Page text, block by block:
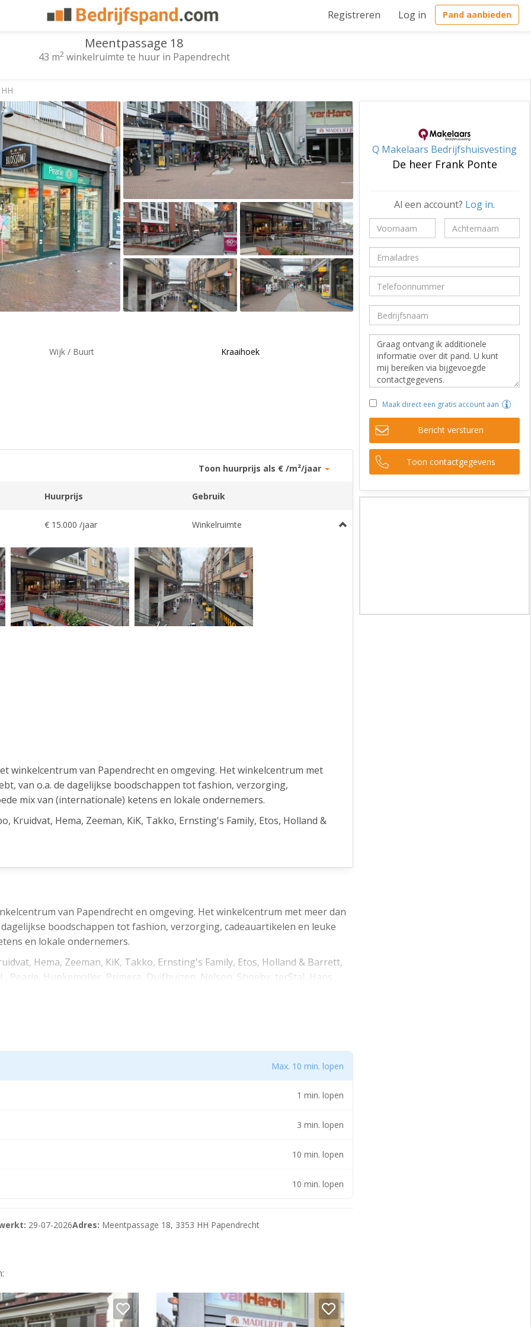
Registreren Log in Pand aanbieden
Meentpassage 18
43 m2winkelruimte te huur in Papendrecht
Wijk / Buurt Kraaihoek
Toon huurprijs als € /m²/jaar
Huurprijs Gebruik
€ 15.000 /jaar Winkelruimte
winkelcentrum van Papendrecht en omgeving. Het winkelcentrum met
van o.a. de dagelijkse boodschappen tot fashion, verzorging,
mix van (internationale) ketens en lokale ondernemers.
Kruidvat, Hema, Zeeman, KiK, Takko, Ernsting's Family, Etos, Holland &
ICI PARIS XL, Pearle, Hunkemöller, Primera, Duifhuizen, Nelson, Shoeby,
openbaar vervoer. Parkeren kan in de 2 parkeergarages (De
Daarnaast bevinden zich rondom het centrum diverse parkeerterreinen
(BIZ). Ondernemers en pandeigenaren investeren middels een
de bijdrage voor een gebruiker/huurder € 750,--.
van Papendrecht en omgeving. Het winkelcentrum met meer dan
boodschappen tot fashion, verzorging, cadeauartikelen en leuke
en lokale ondernemers.
Hema, Zeeman, KiK, Takko, Ernsting's Family, Etos, Holland & Barrett,
Pearle, Hunkemöller, Primera, Duifhuizen, Nelson, Shoeby, terStal, Hans
vervoer. Parkeren kan in de 2 parkeergarages (De Overtoom en De
(BIZ). Ondernemers en pandeigenaren investeren middels een bijdrage
Max. 10 min. lopen
1 min. lopen
3 min. lopen
10 min. lopen
10 min. lopen
29-07-2026Adres: Meentpassage 18, 3353 HH Papendrecht
Q Makelaars Bedrijfshuisvesting
De heer Frank Ponte
Al een account? Log in.
Maak direct een gratis account aan
Bericht versturen
Toon contactgegevens